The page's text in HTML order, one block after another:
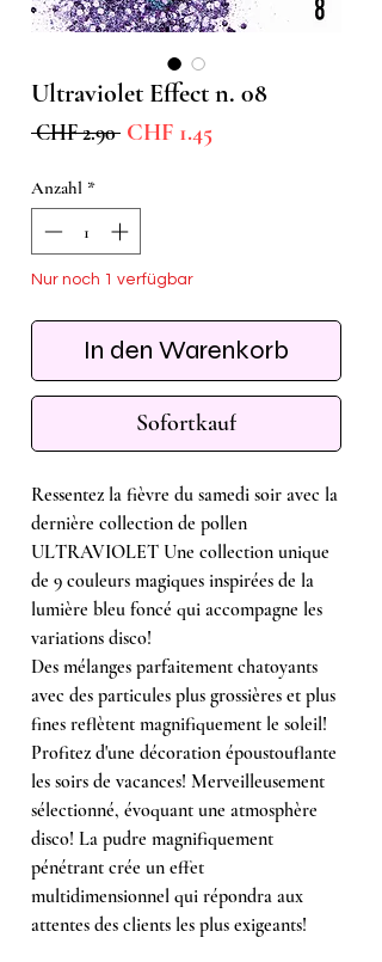
Ultraviolet Effect n. 08
CHF 2.90 Standardpreis
CHF 1.45
Anzahl *
Nur noch 1 verfügbar
In den Warenkorb
Sofortkauf
Ressentez la fièvre du samedi soir avec la
dernière collection de pollen
ULTRAVIOLET Une collection unique
de 9 couleurs magiques inspirées de la
lumière bleu foncé qui accompagne les
variations disco!
Des mélanges parfaitement chatoyants
avec des particules plus grossières et plus
fines reflètent magnifiquement le soleil!
Profitez d'une décoration époustouflante
les soirs de vacances! Merveilleusement
sélectionné, évoquant une atmosphère
disco! La pudre magnifiquement
pénétrant crée un effet
multidimensionnel qui répondra aux
attentes des clients les plus exigeants!